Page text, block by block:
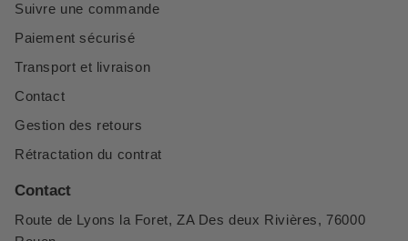
Suivre une commande
Paiement sécurisé
Transport et livraison
Contact
Gestion des retours
Rétractation du contrat
Contact
Route de Lyons la Foret, ZA Des deux Rivières, 76000